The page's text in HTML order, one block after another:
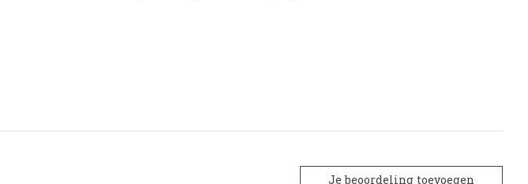
Je beoordeling toevoegen